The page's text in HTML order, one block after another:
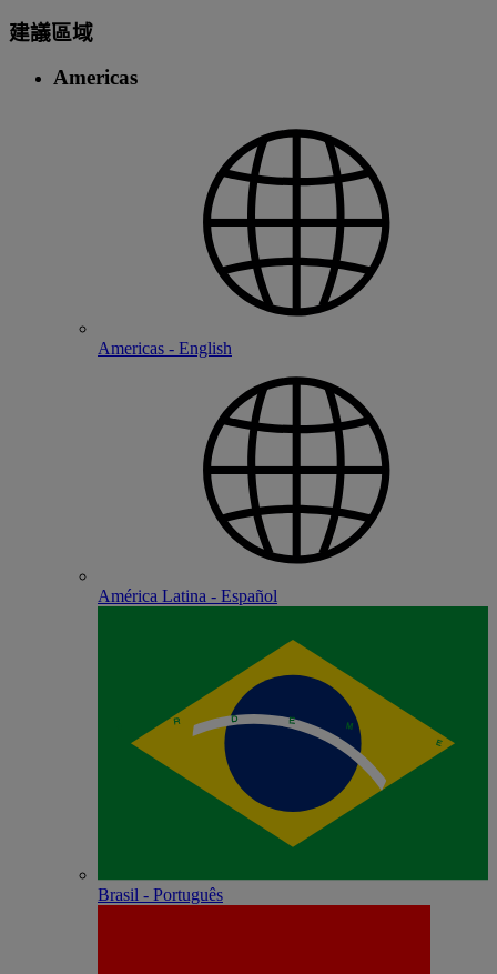
建議區域
Americas
Americas - English
América Latina - Español
Brasil - Português